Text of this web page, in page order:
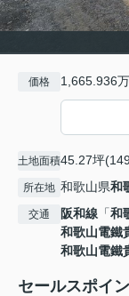
価格 1,665.936
土地面積45.27坪
所在地 和歌山県和
交通 阪和線 「和
和歌山電鐵
和歌山電鐵
セールスポイ